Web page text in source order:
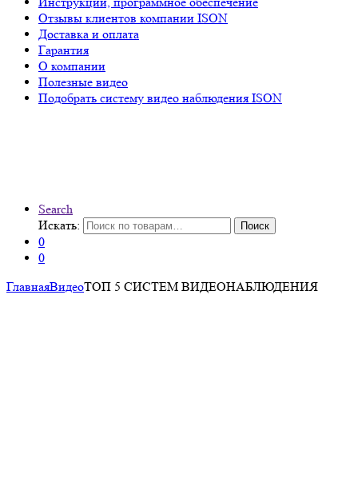
Отзывы клиентов компании ISON
Доставка и оплата
Гарантия
О компании
Полезные видео
Подобрать систему видео наблюдения ISON
Search
Искать:
Поиск
0
0
ГлавнаяВидеоТОП 5 СИСТЕМ ВИДЕОНАБЛЮДЕНИЯ